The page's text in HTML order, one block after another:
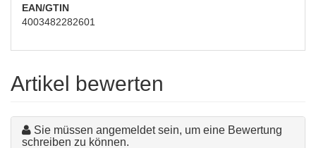
EAN/GTIN
4003482282601
Artikel bewerten
Sie müssen angemeldet sein, um eine Bewertung
schreiben zu können.